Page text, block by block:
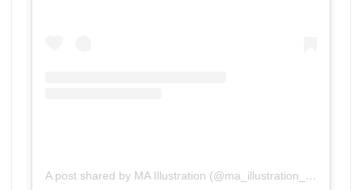
A post shared by MA Illustration (@ma_illustration_aub)